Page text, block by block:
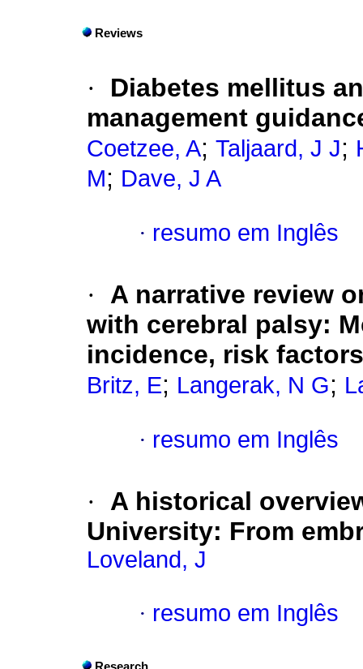
Reviews
·
Diabetes mellitus
management
Coetzee, A; Taljaard, J J;
M; Dave, J A
· resumo em Inglês
·
A narrative review
with cerebral palsy:
incidence, risk
Britz, E; Langerak, N G;
· resumo em Inglês
·
A historical
University: From
Loveland, J
· resumo em Inglês